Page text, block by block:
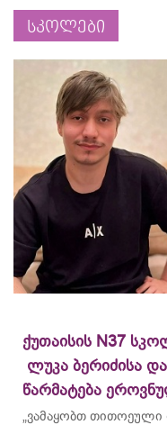
სკოლები
ქუთაისის N37
ლუკა ბერიძისა
წარმატება
„ვამაყობთ თითოეული